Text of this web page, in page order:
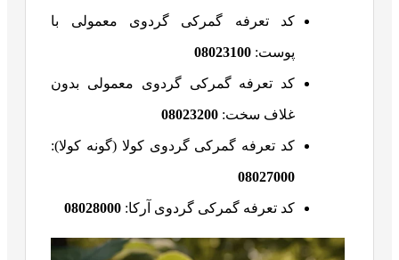
کد تعرفه گمرکی گردوی معمولی با
پوست: 08023100
کد تعرفه گمرکی گردوی معمولی بدون
غلاف سخت: 08023200
کد تعرفه گمرکی گردوی کولا (گونه کولا):
08027000
کد تعرفه گمرکی گردوی آرکا: 08028000